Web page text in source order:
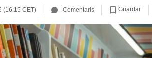
(16:15 CET) Comentaris Guardar